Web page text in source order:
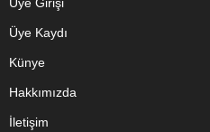
Üye Kaydı
Künye
Hakkımızda
İletişim